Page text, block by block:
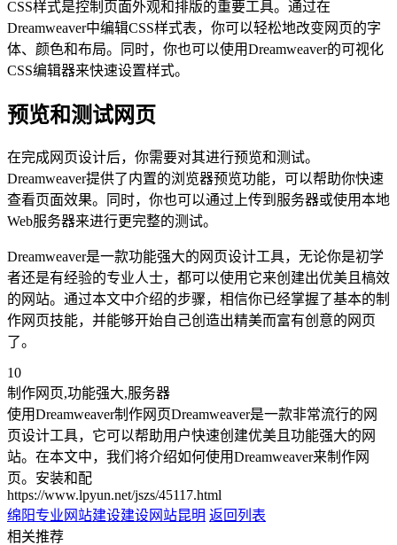
CSS样式是控制页面外观和排版的重要工具。通过在
Dreamweaver中编辑CSS样式表，你可以轻松地改变网页的字
体、颜色和布局。同时，你也可以使用Dreamweaver的可视化
CSS编辑器来快速设置样式。
预览和测试网页
在完成网页设计后，你需要对其进行预览和测试。
Dreamweaver提供了内置的浏览器预览功能，可以帮助你快速
查看页面效果。同时，你也可以通过上传到服务器或使用本地
Web服务器来进行更完整的测试。
Dreamweaver是一款功能强大的网页设计工具，无论你是初学
者还是有经验的专业人士，都可以使用它来创建出优美且槁效
的网站。通过本文中介绍的步骤，相信你已经掌握了基本的制
作网页技能，并能够开始自己创造出精美而富有创意的网页
了。
10
制作网页,功能强大,服务器
使用Dreamweaver制作网页Dreamweaver是一款非常流行的网
页设计工具，它可以帮助用户快速创建优美且功能强大的网
站。在本文中，我们将介绍如何使用Dreamweaver来制作网
页。安装和配
https://www.lpyun.net/jszs/45117.html
绵阳专业网站建设建设网站昆明 返回列表
相关推荐